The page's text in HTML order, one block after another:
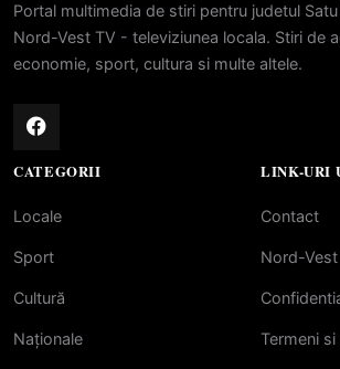
Portal multimedia de stiri pentru judetul
Nord-Vest TV - televiziunea locala. Stiri de
economie, sport, cultura si multe altele.
CATEGORII
Locale
Sport
Cultură
Naționale
LINK-URI
Contact
Nord-
Termeni